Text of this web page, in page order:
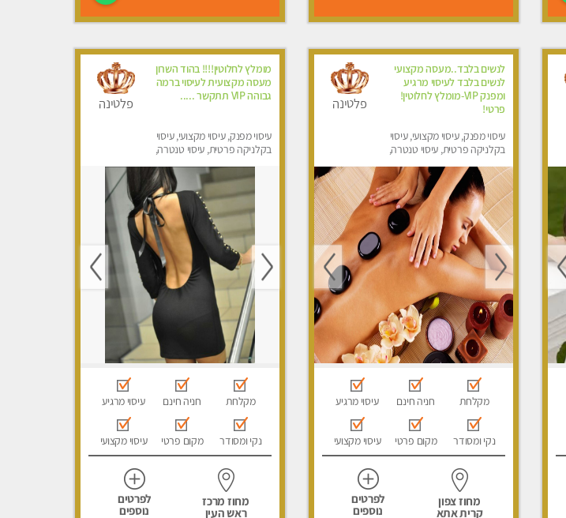
לנשים בלבד..מעסה מקצועי
לנשים בלבד לעיסוי מרגיע
ומפנק VIP-מומלץ לחלוטין!
פרטי! ​​​​​​
עיסוי מפנק, עיסוי מקצועי, עיסוי
בקלניקה פרטית, עיסוי טנטרה,
בלבד
פלטינה
מקלחת חניה חינם עיסוי מרגיע
נקי ומסודר מקום פרטי עיסוי מקצועי
מחוז צפון
קרית אתא
לפרטים
נוספים
מומלץ לחלוטין!!!! בהוד השרון
מעסה מקצועית לעיסוי ברמה
גבוהה VIP תתקשר .....
עיסוי מפנק, עיסוי מקצועי, עיסוי
בקלניקה פרטית, עיסוי טנטרה,
פלטינה
מקלחת חניה חינם עיסוי מרגיע
נקי ומסודר מקום פרטי עיסוי מקצועי
מחוז מרכז
ראש העין
לפרטים
נוספים